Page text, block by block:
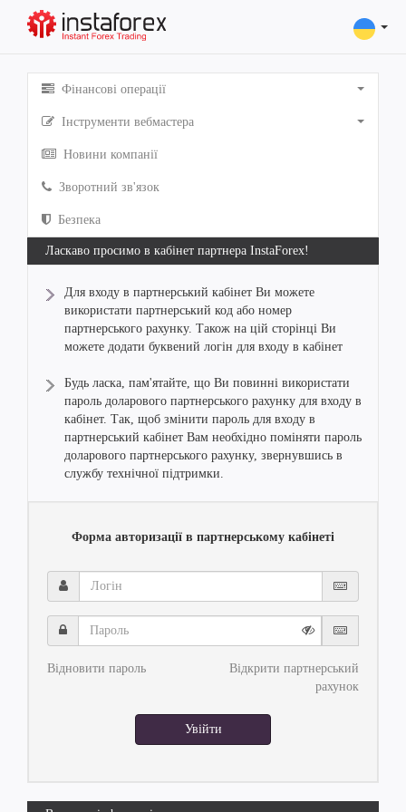
Фінансові операції
Інструменти вебмастера
Новини компанії
Зворотний зв'язок
Безпека
Ласкаво просимо в кабінет партнера InstaForex!
Для входу в партнерський кабінет Ви можете
використати партнерський код або номер
партнерського рахунку. Також на цій сторінці Ви
можете додати буквений логін для входу в кабінет
Будь ласка, пам'ятайте, що Ви повинні використати
пароль доларового партнерського рахунку для входу в
кабінет. Так, щоб змінити пароль для входу в
партнерський кабінет Вам необхідно поміняти пароль
доларового партнерського рахунку, звернувшись в
службу технічної підтримки.
Форма авторизації в партнерському кабінеті
Логін
Пароль
Відновити пароль
Відкрити партнерський
рахунок
Увійти